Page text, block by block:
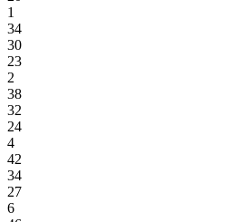
1
34
30
23
2
38
32
24
4
42
34
27
6